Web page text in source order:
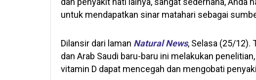
untuk mendapatkan sinar matahari sebagai
Dilansir dari laman Natural News, Selasa (25/12).
dan Arab Saudi baru-baru ini melakukan
vitamin D dapat mencegah dan mengobati